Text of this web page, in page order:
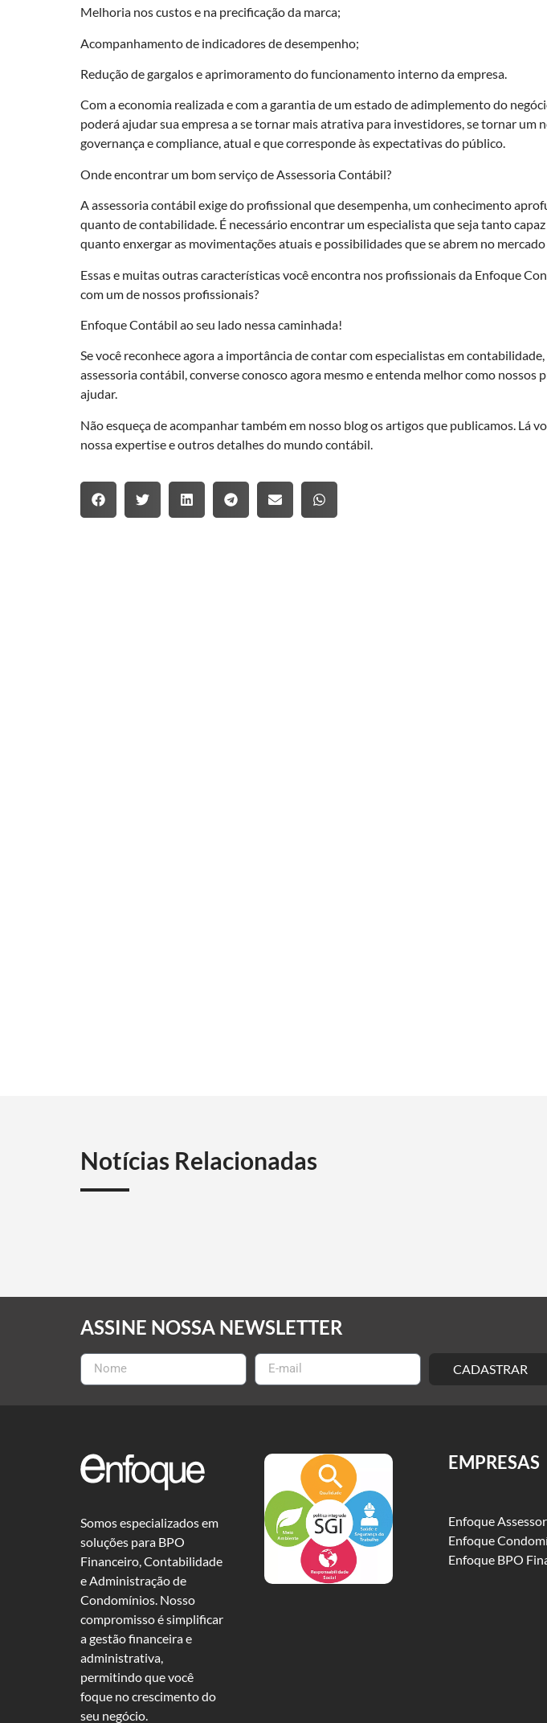
Melhoria nos custos e na precificação da marca;
Acompanhamento de indicadores de desempenho;
Redução de gargalos e aprimoramento do funcionamento interno da empresa.
Com a economia realizada e com a garantia de um estado de adimplemento do
poderá ajudar sua empresa a se tornar mais atrativa para investidores, se tornar um
governança e compliance, atual e que corresponde às expectativas do público.
Onde encontrar um bom serviço de Assessoria Contábil?
A assessoria contábil exige do profissional que desempenha, um conhecimento
quanto de contabilidade. É necessário encontrar um especialista que seja tanto
quanto enxergar as movimentações atuais e possibilidades que se abrem no
Essas e muitas outras características você encontra nos profissionais da Enfoque
com um de nossos profissionais?
Enfoque Contábil ao seu lado nessa caminhada!
Se você reconhece agora a importância de contar com especialistas em
assessoria contábil, converse conosco agora mesmo e entenda melhor como nossos
ajudar.
Não esqueça de acompanhar também em nosso blog os artigos que publicamos. Lá
nossa expertise e outros detalhes do mundo contábil.
Notícias Relacionadas
ASSINE NOSSA NEWSLETTER
CADASTRAR
Somos especializados em
soluções para BPO
Financeiro, Contabilidade
e Administração de
Condomínios. Nosso
compromisso é simplificar
a gestão financeira e
administrativa,
permitindo que você
foque no crescimento do
seu negócio.
EMPRESAS
Enfoque
Enfoque
Enfoque BPO